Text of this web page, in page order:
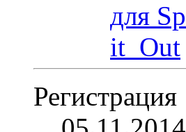
Регистрация